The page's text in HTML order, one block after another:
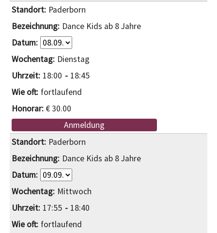
Paderborn
Dance Kids ab 8 Jahre
Dienstag
18:00
18:45
fortlaufend
€ 30.00
Anmeldung
Paderborn
Dance Kids ab 8 Jahre
Mittwoch
17:55
18:40
fortlaufend